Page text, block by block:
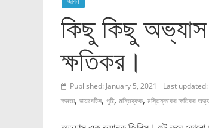
কিছু কিছু
ক্ষতিকর।
Published: January 5, 2021 Last
ক্ষমতা, ডায়াবেটিস, পুষ্টি, মস্তিষ্কক, মস্তিষ্ককের ক্ষতিকর